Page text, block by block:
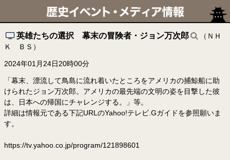
英雄たちの選択 幕末の冒険者・ジョン万次郎
（ＮＨ
Ｋ ＢＳ）
2024年01月24日20時00分
「幕末、漂流して鳥島に流れ着いたところをアメリカの捕鯨船に助
けられたジョン万次郎。アメリカの最先端の文明の姿を目撃した彼
は、日本への帰国にチャレンジする。」等。
詳細は情報元である下記URLのYahoo!テレビ.Gガイドを参照願いま
す。
https://tv.yahoo.co.jp/program/121898601